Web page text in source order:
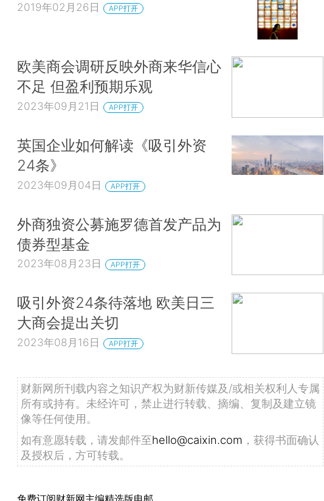
2019年02月26日 APP打开
欧美商会调研反映外商来华信心
不足 但盈利预期乐观
2023年09月21日 APP打开
英国企业如何解读《吸引外资
24条》
2023年09月04日 APP打开
外商独资公募施罗德首发产品为
债券型基金
2023年08月23日 APP打开
吸引外资24条待落地 欧美日三
大商会提出关切
2023年08月16日 APP打开
财新网所刊载内容之知识产权为财新传媒及/或相关权利人专属
所有或持有。未经许可，禁止进行转载、摘编、复制及建立镜
像等任何使用。
如有意愿转载，请发邮件至hello@caixin.com ，获得书面确认
及授权后，方可转载。